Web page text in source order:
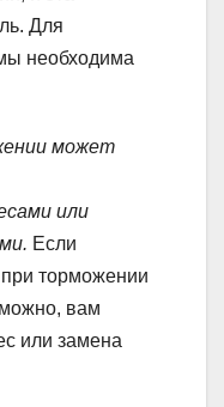
Для
необходима
может
или
Если
при торможении
вам
или замена